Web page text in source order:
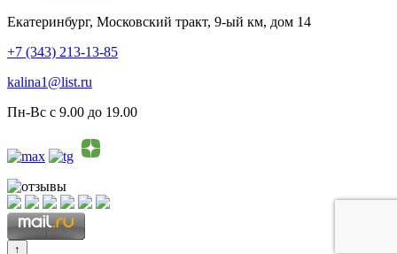
Екатеринбург, Московский тракт, 9-ый км, дом 14
+7 (343) 213-13-85
kalina1@list.ru
Пн-Вс с 9.00 до 19.00
↑